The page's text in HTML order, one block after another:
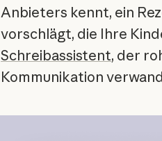
Anbieters kennt, ein
vorschlägt, die Ihre
Schreibassistent, der
Kommunikation